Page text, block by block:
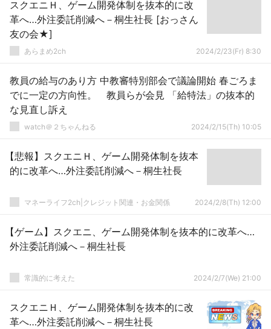
スクエニＨ、ゲーム開発体制を抜本的に改
革へ…外注委託削減へ－桐生社長 [おっさん
友の会★]
あらまめ2ch 2024/2/23(Fr) 8:30
教員の給与のあり方 中教審特別部会で議論開始 春ごろま
でに一定の方向性。 教員らが会見 「給特法」の抜本的
な見直し訴え
watch＠２ちゃんねる 2024/2/15(Th) 10:05
【悲報】スクエニＨ、ゲーム開発体制を抜本
的に改革へ…外注委託削減へ－桐生社長
マネーライフ2ch|クレジット関連・お金関係 2024/2/8(Th) 12:00
【ゲーム】スクエニ、ゲーム開発体制を抜本的に改革へ…
外注委託削減へ－桐生社長
常識的に考えた 2024/2/7(We) 21:00
スクエニＨ、ゲーム開発体制を抜本的に改
革へ…外注委託削減へ－桐生社長